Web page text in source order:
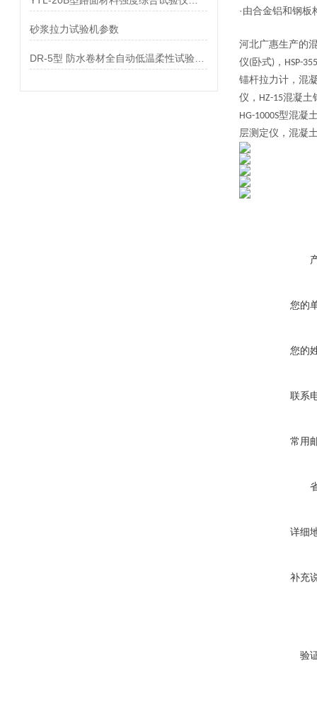
砂浆拉力试验机参数
·由合金铝和钢板
河北广惠生产的
仪(卧式)， HSP-355
锚杆拉力计，混
仪， HZ-15混凝土
HG-1000S型混凝
层测定仪，混凝
您的
您的
联系
常用
详细
补充
验